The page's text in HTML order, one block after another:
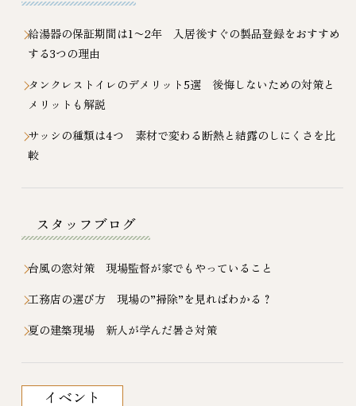
給湯器の保証期間は1〜2年 入居後すぐの製品登録をおすすめ
する3つの理由
タンクレストイレのデメリット5選 後悔しないための対策と
メリットも解説
サッシの種類は4つ 素材で変わる断熱と結露のしにくさを比
較
スタッフブログ
台風の窓対策 現場監督が家でもやっていること
工務店の選び方 現場の”掃除”を見ればわかる？
夏の建築現場 新人が学んだ暑さ対策
イベント